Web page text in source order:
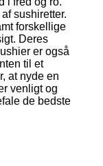
sushiretter.
forskellige
Deres
er også
til et
at nyde en
venligt og
de bedste